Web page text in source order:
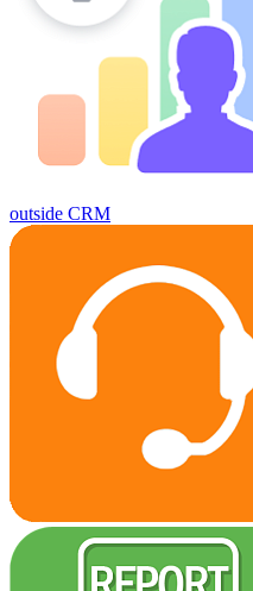
outside CRM